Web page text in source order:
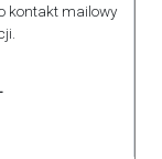
kontakt mailowy